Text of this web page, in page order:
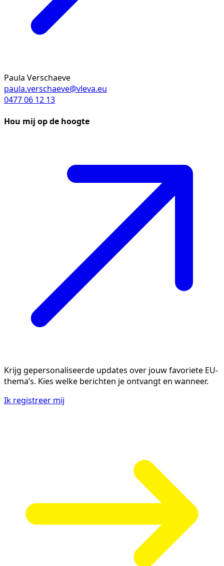
Paula Verschaeve
paula.verschaeve@vleva.eu
0477 06 12 13
Hou mij op de hoogte
Krijg gepersonaliseerde updates over jouw favoriete EU-
thema’s. Kies welke berichten je ontvangt en wanneer.
Ik registreer mij